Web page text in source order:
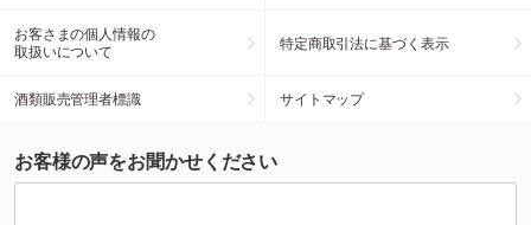
お客さまの個人情報の
取扱いについて
特定商取引法に基づく表示
酒類販売管理者標識 サイトマップ
お客様の声をお聞かせください